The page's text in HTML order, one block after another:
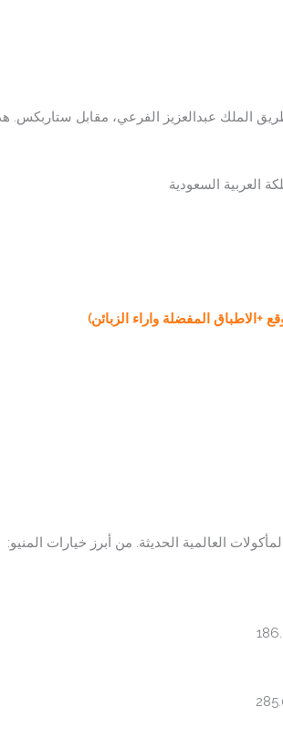
الملك عبدالعزيز الفرعي، مقابل ستاربكس.
+الاطباق المفضلة واراء الزبائن)
العالمية الحديثة. من أبرز خيارات المنيو: